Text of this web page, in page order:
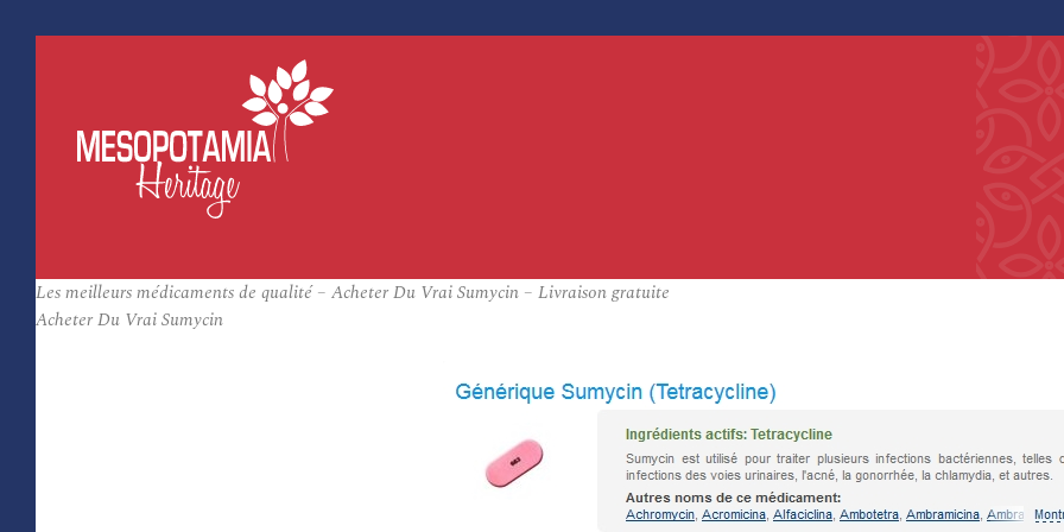
Les meilleurs médicaments de qualité – Acheter Du Vrai Sumycin – Livraison gratuite
Acheter Du Vrai Sumycin